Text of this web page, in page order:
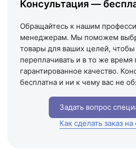
Схема проезда
Консультация —
Обращайтесь к нашим
менеджерам. Мы поможем
товары для ваших целей, чтобы
переплачивать и в то же время
гарантированное качество.
бесплатна и ни к чему вас не
Задать вопрос
Как сделать заказ на